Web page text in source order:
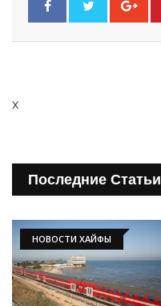
x
Последние Статьи
НОВОСТИ ХАЙФЫ